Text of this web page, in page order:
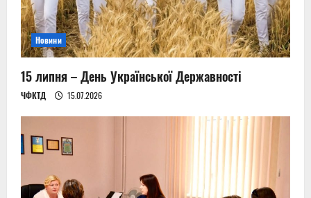
o
n
Новини
15 липня – День Української Державності
ЧФКТД 15.07.2026